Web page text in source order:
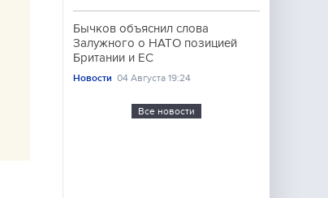
Бычков объяснил слова
Залужного о НАТО позицией
Британии и ЕС
Новости 04 Августа 19:24
Все новости